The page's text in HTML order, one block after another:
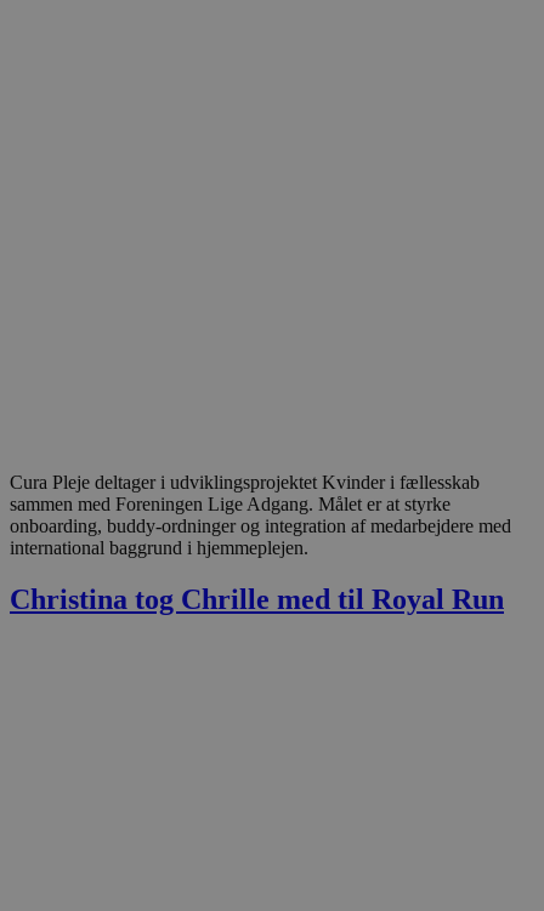
Cura Pleje deltager i udviklingsprojektet Kvinder i fællesskab
sammen med Foreningen Lige Adgang. Målet er at styrke
onboarding, buddy-ordninger og integration af medarbejdere med
international baggrund i hjemmeplejen.
Christina tog Chrille med til Royal Run